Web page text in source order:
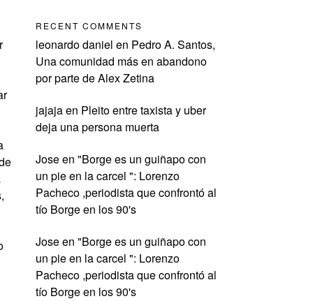
RECENT COMMENTS
leonardo daniel en Pedro A. Santos,
Una comunidad más en abandono
por parte de Alex Zetina
jajajaen Pleito entre taxista y uber
deja una persona muerta
Joseen "Borge es un guiñapo con
un pie en la carcel ": Lorenzo
Pacheco ,periodista que confrontó al
tío Borge en los 90's
Joseen "Borge es un guiñapo con
un pie en la carcel ": Lorenzo
Pacheco ,periodista que confrontó al
tío Borge en los 90's